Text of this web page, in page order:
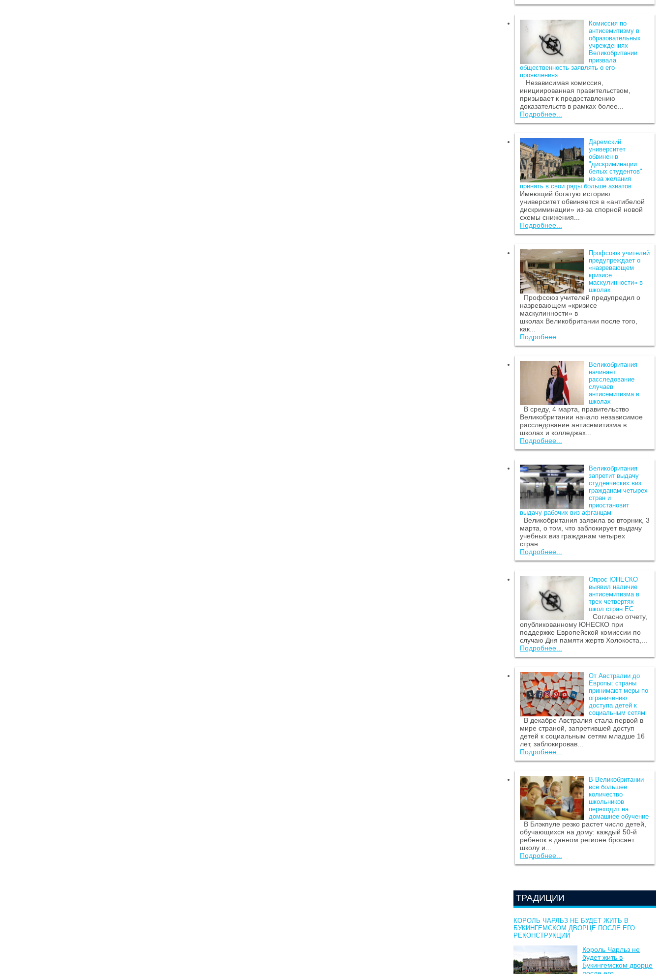
Комиссия по
антисемитизму в
образовательных
учреждениях
Великобритании
призвала
общественность заявлять о его
проявлениях
Независимая комиссия,
инициированная правительством,
призывает к предоставлению
доказательств в рамках более...
Подробнее...
Даремский
университет
обвинен в
"дискриминации
белых студентов"
из-за желания
принять в свои ряды больше азиатов
Имеющий богатую историю
университет обвиняется в «антибелой
дискриминации» из-за спорной новой
схемы снижения...
Подробнее...
Профсоюз учителей
предупреждает о
«назревающем
кризисе
маскулинности» в
школах
Профсоюз учителей предупредил о
назревающем «кризисе
маскулинности» в
школах Великобритании после того,
как...
Подробнее...
Великобритания
начинает
расследование
случаев
антисемитизма в
школах
В среду, 4 марта, правительство
Великобритании начало независимое
расследование антисемитизма в
школах и колледжах...
Подробнее...
Великобритания
запретит выдачу
студенческих виз
гражданам четырех
стран и
приостановит
выдачу рабочих виз афганцам
Великобритания заявила во вторник, 3
марта, о том, что заблокирует выдачу
учебных виз гражданам четырех
стран...
Подробнее...
Опрос ЮНЕСКО
выявил наличие
антисемитизма в
трех четвертях
школ стран ЕС
Согласно отчету,
опубликованному ЮНЕСКО при
поддержке Европейской комиссии по
случаю Дня памяти жертв Холокоста,...
Подробнее...
От Австралии до
Европы: страны
принимают меры по
ограничению
доступа детей к
социальным сетям
В декабре Австралия стала первой в
мире страной, запретившей доступ
детей к социальным сетям младше 16
лет, заблокировав...
Подробнее...
В Великобритании
все большее
количество
школьников
переходит на
домашнее обучение
В Блэкпуле резко растет число детей,
обучающихся на дому: каждый 50-й
ребенок в данном регионе бросает
школу и...
Подробнее...
ТРАДИЦИИ
КОРОЛЬ ЧАРЛЬЗ НЕ БУДЕТ ЖИТЬ В
БУКИНГЕМСКОМ ДВОРЦЕ ПОСЛЕ ЕГО
РЕКОНСТРУКЦИИ
Король Чарльз не
будет жить в
Букингемском дворце